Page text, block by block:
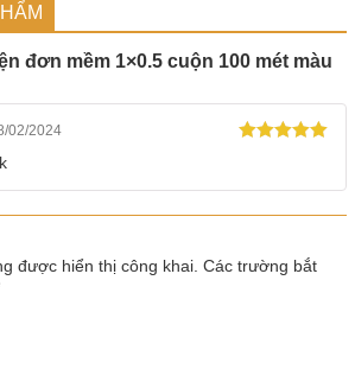
đơn mềm 1×0.5 cuộn 100 mét màu
02/2024
được hiển thị công khai. Các trường bắt